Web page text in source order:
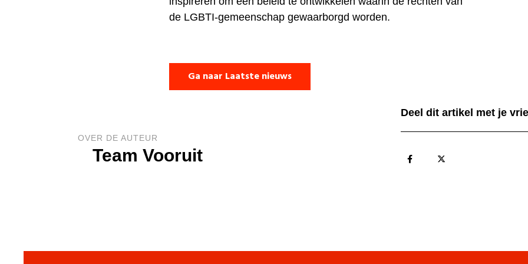
de LGBTI-gemeenschap gewaarborgd worden.
Ga naar Laatste nieuws
OVER DE AUTEUR
Team Vooruit
Deel dit artikel met je